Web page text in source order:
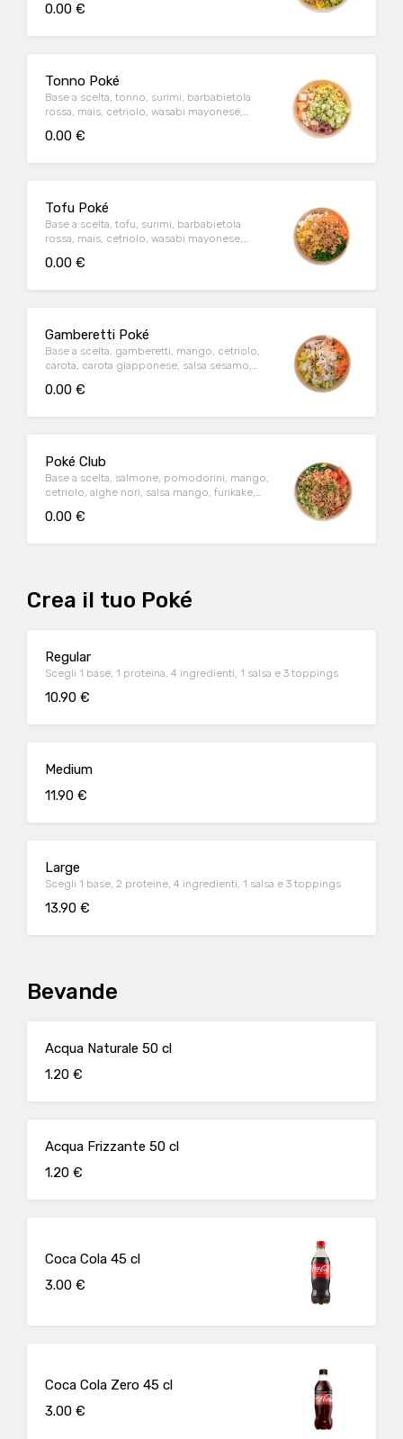
0.00 €
Tonno Poké
Base a scelta, tonno, surimi, barbabietola
rossa, mais, cetriolo, wasabi mayonese,
0.00 €
Tofu Poké
Base a scelta, tofu, surimi, barbabietola
rossa, mais, cetriolo, wasabi mayonese,
0.00 €
Gamberetti Poké
Base a scelta, gamberetti, mango, cetriolo,
carota, carota giapponese, salsa sesamo,
0.00 €
Poké Club
Base a scelta, salmone, pomodorini, mango,
cetriolo, alghe nori, salsa mango, furikake,
0.00 €
Crea il tuo Poké
Regular
Scegli 1 base, 1 proteina, 4 ingredienti, 1 salsa e 3 toppings
10.90 €
Medium
11.90 €
Large
Scegli 1 base, 2 proteine, 4 ingredienti, 1 salsa e 3 toppings
13.90 €
Bevande
Acqua Naturale 50 cl
1.20 €
Acqua Frizzante 50 cl
1.20 €
Coca Cola 45 cl
3.00 €
Coca Cola Zero 45 cl
3.00 €